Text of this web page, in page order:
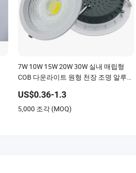
7W 10W 15W 20W 30W 실내 매립형
COB 다운라이트 원형 천장 조명 알루미
널 조명 사무실 LED 다운라이트 CE
RoHS 인증
US$0.36-1.3
5,000 조각 (MOQ)